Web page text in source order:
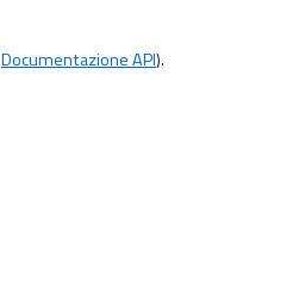
Documentazione API).